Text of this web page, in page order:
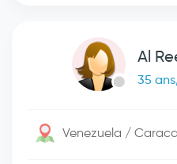
Al
35
Venezuela /